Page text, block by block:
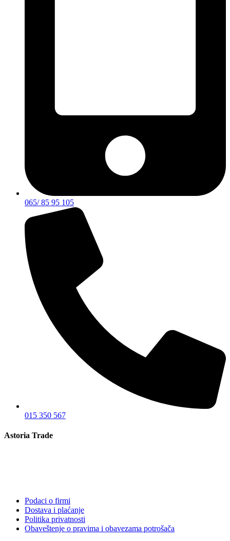
065/ 85 95 105
015 350 567
Astoria Trade
Podaci o firmi
Dostava i plaćanje
Politika privatnosti
Obaveštenje o pravima i obavezama potrošača